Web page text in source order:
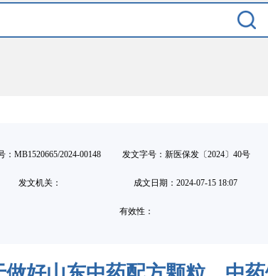
：MB1520665/2024-00148 发文字号：新医保发〔2024〕40号
发文机关： 成文日期：2024-07-15 18:07
有效性：